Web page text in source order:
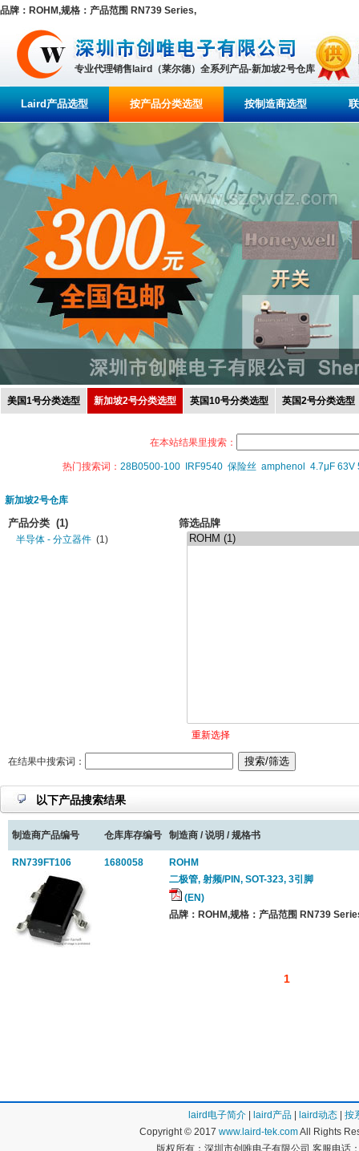
品牌：ROHM,规格：产品范围 RN739 Series,
专业代理销售laird（莱尔德）全系列产品-新加坡2号仓库
Laird产品选型 按产品分类选型 按制造商选型
美国1号分类选型 新加坡2号分类选型 英国10号分类选型 英国2号分类选型
在本站结果里搜索：
热门搜索词： 28B0500-100 IRF9540 保险丝 amphenol 4.7μF 63V
新加坡2号仓库
产品分类 (1)
半导体 - 分立器件 (1)
筛选品牌
重新选择
在结果中搜索词：
以下产品搜索结果
制造商产品编号 仓库库存编号 制造商 / 说明 / 规格书
RN739FT106 1680058
ROHM
二极管, 射频/PIN, SOT-323, 3引脚
(EN)
品牌：ROHM,规格：产品范围 RN739
1
laird电子简介 laird产品 laird动态
按
Copyright © 2017 www.laird-tek.comAll Rights
版权所有：深圳市创唯电子有限公司 客服电话